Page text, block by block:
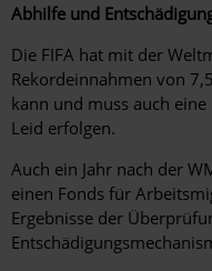
Abhilfe und
Die FIFA hat mit der
Rekordeinnahmen von
kann und muss auch
Leid erfolgen.
Auch ein Jahr nach der
einen Fonds für
Ergebnisse der